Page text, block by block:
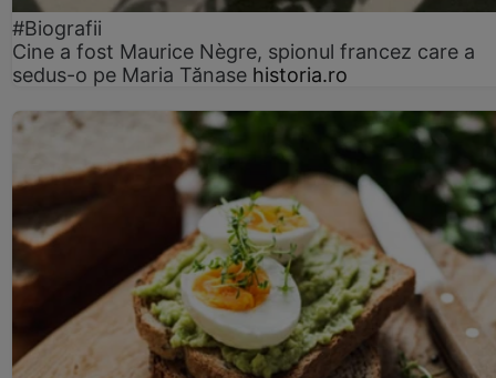
#Biografii
Cine a fost Maurice Nègre, spionul francez care a
sedus-o pe Maria Tănase historia.ro